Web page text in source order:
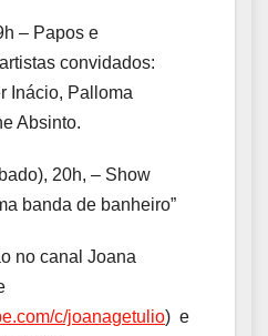
– Papos e
convidados:
Inácio, Palloma
Absinto.
20h, – Show
banda de banheiro”
no canal Joana
c/joanagetulio) e